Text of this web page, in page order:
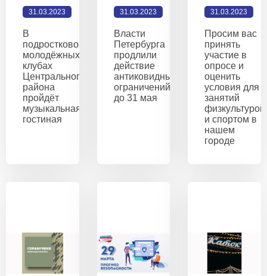
В
подростково-
молодёжных
клубах
Центрального
района
пройдёт
музыкальная
гостиная
31.03.2023
Власти
Петербурга
продлили
действие
антиковидных
ограничений
до 31 мая
31.03.2023
Просим вас
принять
участие в
опросе и
оценить
условия для
занятий
физкультурой
и спортом в
нашем
городе
31.03.2023